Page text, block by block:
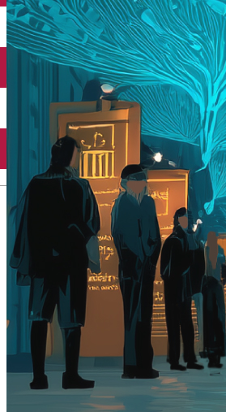
English
Închirieri auto
Închirieri biciclete
Taxi
Încărcare vehicule electrice